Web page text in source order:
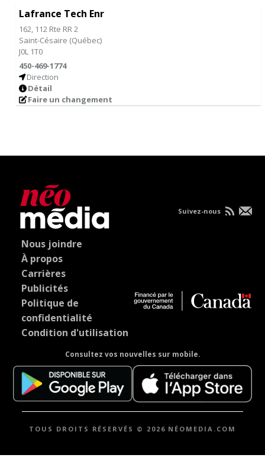
Lafrance Tech Enr
162, 112 Rte RR 2
Saint-Césaire (Québec)
J0L 1T0
450-469-1774
Direction
Détail
Faire un changement
Nous joindre
À propos
Carrières
Publicités
Politique de
confidentialité
Condition d'utilisation
Consultez vos nouvelles sur mobile.
Suivez-nous
TOUS DROITS RÉSERVÉS © 2026 NÉOMEDIA.COM